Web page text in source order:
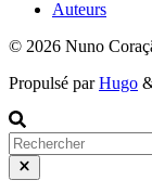
Auteurs
© 2026 Nuno
Propulsé parHugo